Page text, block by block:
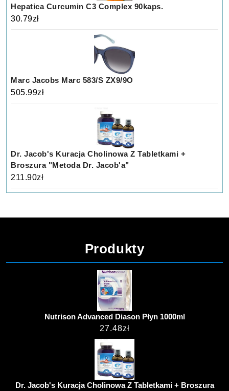
Hepatica Curcumin C3 Complex 90kaps.
30.79zł
Marc Jacobs Marc 583/S ZX9/9O
505.99zł
Dr. Jacob's Kuracja Cholinowa Z Tabletkami +
Broszura "Metoda Dr. Jacob'a"
211.90zł
Produkty
Nutrison Advanced Diason Płyn 1000ml
27.48zł
Dr. Jacob's Kuracja Cholinowa Z Tabletkami + Broszura